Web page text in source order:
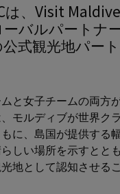
は、Visit
バルパートナ
式観光地パー
と女子チームの両方
モルディブが世界ク
に、島国が提供する
しい場所を示すとと
地として認知させる